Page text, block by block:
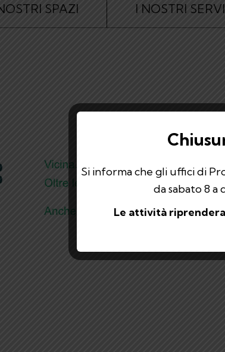
SPAZI I NOSTRI
Si informa che gli uffici di
da sabato 8 a
Le attività